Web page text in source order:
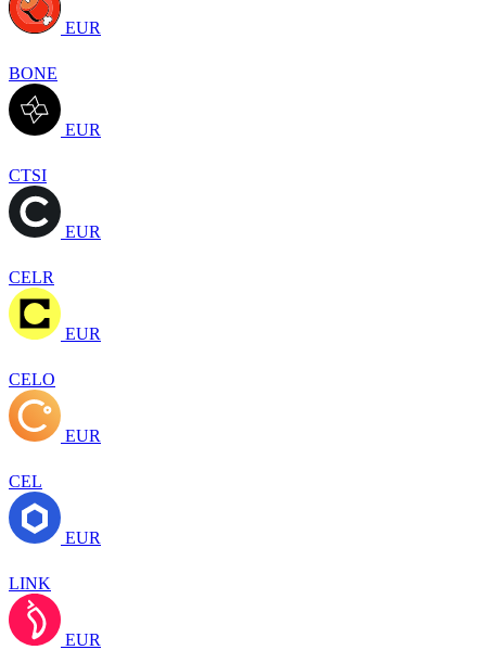
EUR
BONE
EUR
CTSI
EUR
CELR
EUR
CELO
EUR
CEL
EUR
LINK
EUR